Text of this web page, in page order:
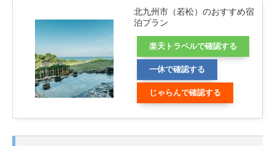
北九州市（若松）のおすすめ宿
泊プラン
楽天トラベルで確認する
一休で確認する
じゃらんで確認する